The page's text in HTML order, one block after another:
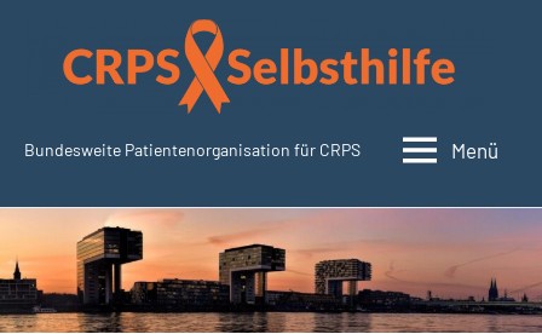
springen
CRPSSelbsthilfe.org
Bundesweite Patientenorganisation für CRPS Menü